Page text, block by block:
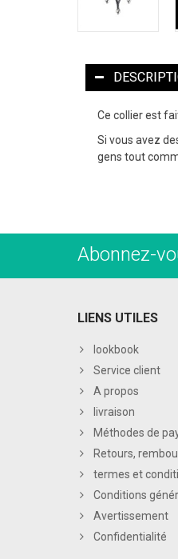
Ce collier est
Si vous avez
gens tout
Abonnez-
LIENS UTILES
lookbook
Service client
A propos
livraison
Méthodes de
Retours,
termes et
Conditions
Avertissement
Confidentialité